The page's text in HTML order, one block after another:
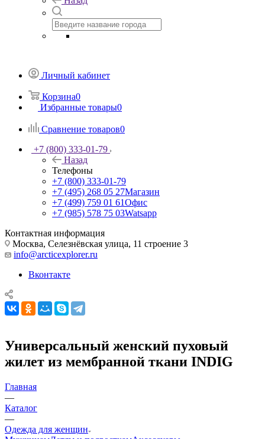
Личный кабинет
Корзина0
Избранные товары0
Сравнение товаров0
+7 (800) 333-01-79
Назад
Телефоны
+7 (800) 333-01-79
+7 (495) 268 05 27Магазин
+7 (499) 759 01 61Офис
+7 (985) 578 75 03Watsapp
Контактная информация
Москва, Селезнёвская улица, 11 строение 3
info@arcticexplorer.ru
Вконтакте
Универсальный женский пуховый
жилет из мембранной ткани INDIG
Главная
—
Каталог
—
Одежда для женщин